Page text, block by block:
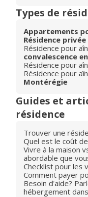
Types de
Appartements
Résidence
Résidence pour
convalescence
Résidence pour
Résidence pour
Montérégie
Guides et
résidence
Trouver une
Quel est le coût
Vivre à la maison
abordable que
Checklist pour les
Comment payer
Besoin d'aide?
hébergement